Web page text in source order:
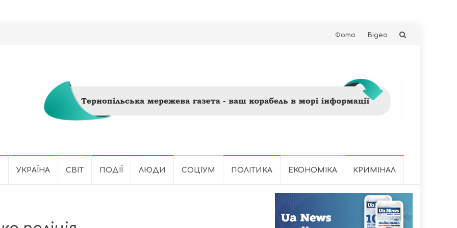
Skip
Фото Відео
УКРАЇНА СВІТ ПОДІЇ ЛЮДИ СОЦІУМ ПОЛІТИКА ЕКОНОМІКА КРИМІНАЛ